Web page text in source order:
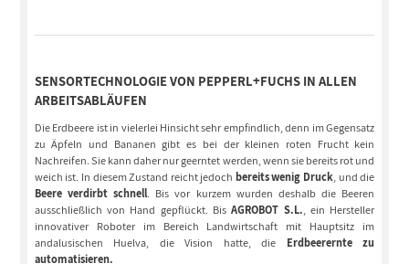
SENSORTECHNOLOGIE VON PEPPERL+FUCHS IN ALLEN
ARBEITSABLÄUFEN
Die Erdbeere ist in vielerlei Hinsicht sehr empfindlich, denn im Gegensatz
zu Äpfeln und Bananen gibt es bei der kleinen roten Frucht kein
Nachreifen. Sie kann daher nur geerntet werden, wenn sie bereits rot und
weich ist. In diesem Zustand reicht jedoch bereits wenig Druck, und die
Beere verdirbt schnell. Bis vor kurzem wurden deshalb die Beeren
ausschließlich von Hand gepflückt. BisAGROBOT S.L., ein Hersteller
innovativer Roboter im Bereich Landwirtschaft mit Hauptsitz im
andalusischen Huelva, die Vision hatte, die Erdbeerernte zu
automatisieren.